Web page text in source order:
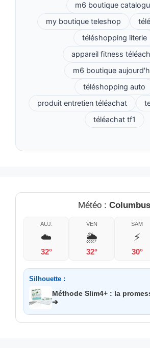
m6 boutique
my boutique teleshop
téléshopping literie
appareil fitness
m6 boutique
téléshopping auto
produit entretien téléachat
téléachat tf1
Météo : Columbus
AUJ.
☁️
32°
VEN
🌦️
32°
SAM
⚡
30°
Silhouette :
Méthode Slim4+ : la
➔